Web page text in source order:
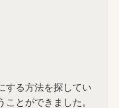
する方法を探してい
とができました。